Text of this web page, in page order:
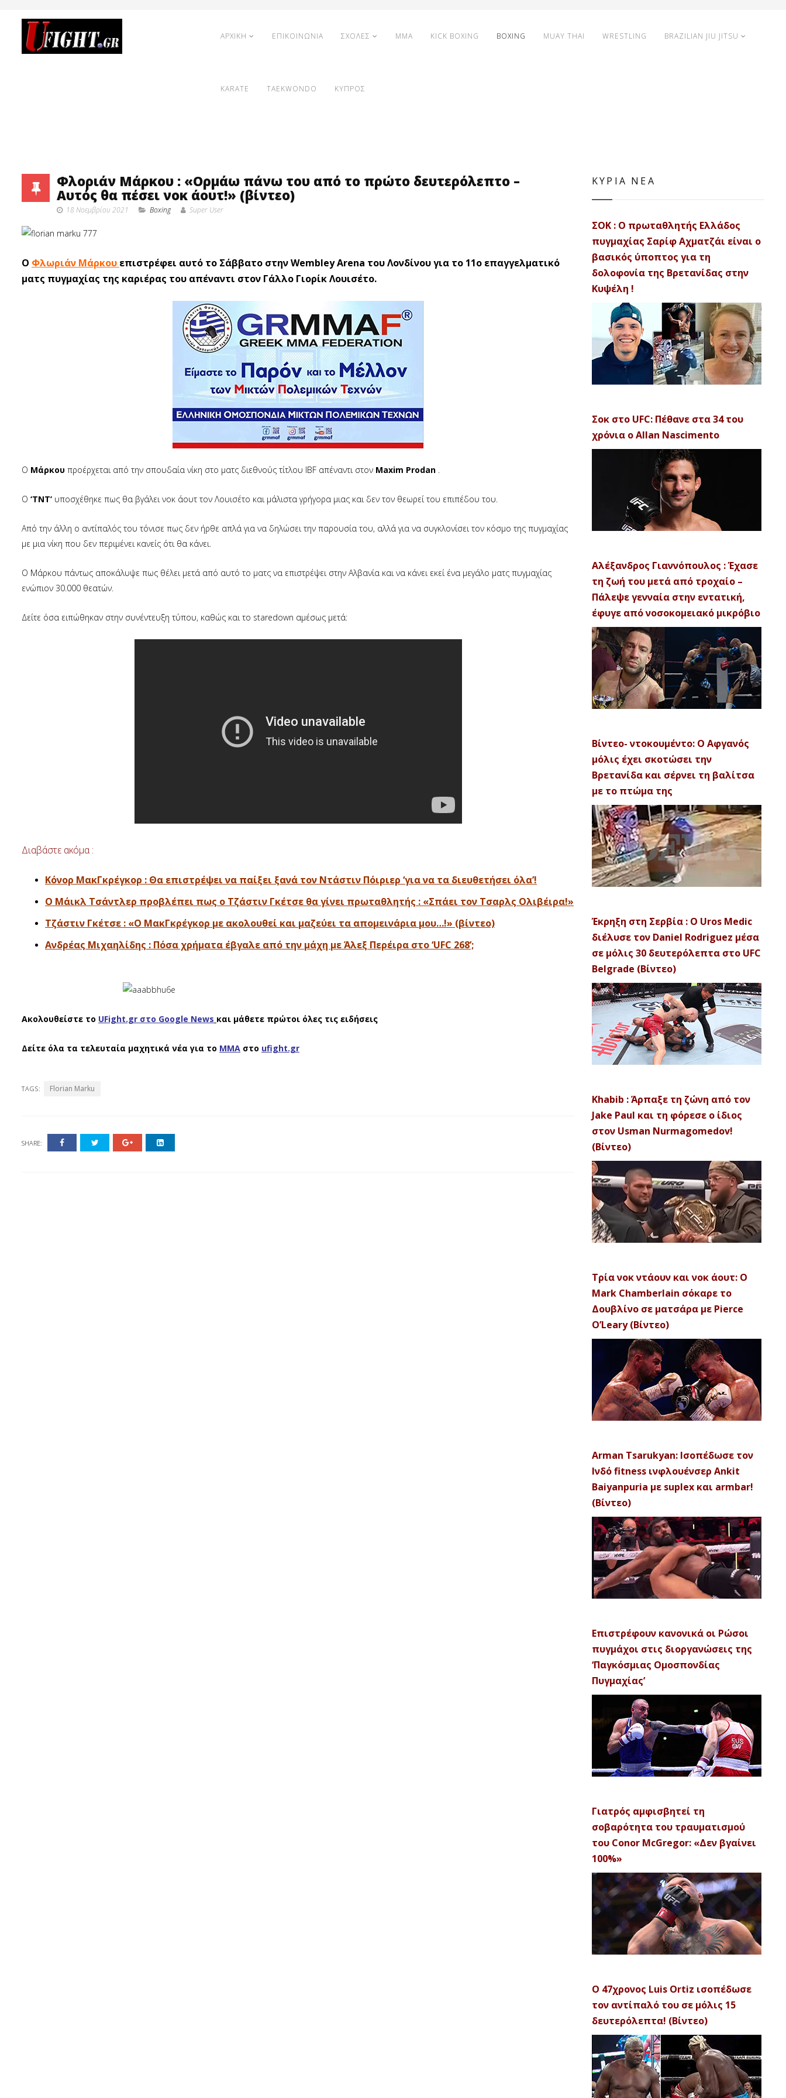
ΑΡΧΙΚΗ ΕΠΙΚΟΙΝΩΝΙΑ ΣΧΟΛΕΣ MMA KICK BOXING BOXING MUAY THAI WRESTLING BRAZILIAN JIU JITSU
KARATE TAEKWONDO ΚΥΠΡΟΣ
Φλοριάν Μάρκου : «Ορμάω πάνω του από το πρώτο δευτερόλεπτο –
Αυτός θα πέσει νοκ άουτ!» (βίντεο)
18 Νοεμβρίου 2021 Boxing Super User
Ο Φλωριάν Μάρκου επιστρέφει αυτό το Σάββατο στην Wembley Arena του Λονδίνου για το 11ο επαγγελματικό
ματς πυγμαχίας της καριέρας του απέναντι στον Γάλλο Γιορίκ Λουισέτο.
Ο Μάρκου προέρχεται από την σπουδαία νίκη στο ματς διεθνούς τίτλου IBF απέναντι στον Maxim Prodan .
Ο ‘TNT’ υποσχέθηκε πως θα βγάλει νοκ άουτ τον Λουισέτο και μάλιστα γρήγορα μιας και δεν τον θεωρεί του επιπέδου του.
Από την άλλη ο αντίπαλός του τόνισε πως δεν ήρθε απλά για να δηλώσει την παρουσία του, αλλά για να συγκλονίσει τον κόσμο της πυγμαχίας
με μια νίκη που δεν περιμένει κανείς ότι θα κάνει.
Ο Μάρκου πάντως αποκάλυψε πως θέλει μετά από αυτό το ματς να επιστρέψει στην Αλβανία και να κάνει εκεί ένα μεγάλο ματς πυγμαχίας
ενώπιον 30.000 θεατών.
Δείτε όσα ειπώθηκαν στην συνέντευξη τύπου, καθώς και το staredown αμέσως μετά:
Διαβάστε ακόμα :
Κόνορ ΜακΓκρέγκορ : Θα επιστρέψει να παίξει ξανά τον Ντάστιν Πόιριερ ‘για να τα διευθετήσει όλα’!
Ο Μάικλ Τσάντλερ προβλέπει πως ο Τζάστιν Γκέτσε θα γίνει πρωταθλητής : «Σπάει τον Τσαρλς Ολιβέιρα!»
Τζάστιν Γκέτσε : «Ο ΜακΓκρέγκορ με ακολουθεί και μαζεύει τα απομεινάρια μου…!» (βίντεο)
Ανδρέας Μιχαηλίδης : Πόσα χρήματα έβγαλε από την μάχη με Άλεξ Περέιρα στο ‘UFC 268’;
Ακολουθείστε το UFight.gr στο Google News και μάθετε πρώτοι όλες τις ειδήσεις
Δείτε όλα τα τελευταία μαχητικά νέα για το ΜΜΑ στο ufight.gr
TAGS: Florian Marku
SHARE:
ΚΥΡΙΑ ΝΕΑ
ΣΟΚ : Ο πρωταθλητής Ελλάδος
πυγμαχίας Σαρίφ Αχματζάι είναι ο
βασικός ύποπτος για τη
δολοφονία της Βρετανίδας στην
Κυψέλη !
Σοκ στο UFC: Πέθανε στα 34 του
χρόνια ο Allan Nascimento
Αλέξανδρος Γιαννόπουλος : Έχασε
τη ζωή του μετά από τροχαίο –
Πάλεψε γενναία στην εντατική,
έφυγε από νοσοκομειακό μικρόβιο
Βίντεο- ντοκουμέντο: Ο Αφγανός
μόλις έχει σκοτώσει την
Βρετανίδα και σέρνει τη βαλίτσα
με το πτώμα της
Έκρηξη στη Σερβία : Ο Uros Medic
διέλυσε τον Daniel Rodriguez μέσα
σε μόλις 30 δευτερόλεπτα στο UFC
Belgrade (Βίντεο)
Khabib : Άρπαξε τη ζώνη από τον
Jake Paul και τη φόρεσε ο ίδιος
στον Usman Nurmagomedov!
(Βίντεο)
Τρία νοκ ντάουν και νοκ άουτ: Ο
Mark Chamberlain σόκαρε το
Δουβλίνο σε ματσάρα με Pierce
O’Leary (Βίντεο)
Arman Tsarukyan: Ισοπέδωσε τον
Ινδό fitness ινφλουένσερ Ankit
Baiyanpuria με suplex και armbar!
(Βίντεο)
Επιστρέφουν κανονικά οι Ρώσοι
πυγμάχοι στις διοργανώσεις της
‘Παγκόσμιας Ομοσπονδίας
Πυγμαχίας’
Γιατρός αμφισβητεί τη
σοβαρότητα του τραυματισμού
του Conor McGregor: «Δεν βγαίνει
100%»
Ο 47χρονος Luis Ortiz ισοπέδωσε
τον αντίπαλό του σε μόλις 15
δευτερόλεπτα! (Βίντεο)